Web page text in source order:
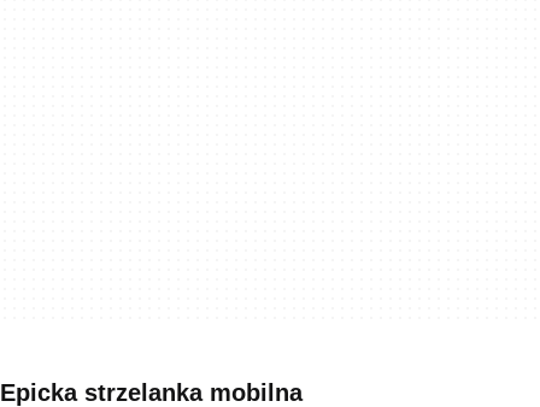
Epicka strzelanka mobilna